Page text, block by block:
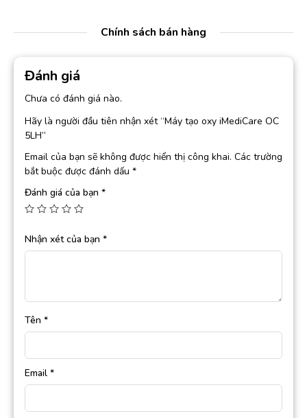
Chính sách bán hàng
Đánh giá
Chưa có đánh giá nào.
Hãy là người đầu tiên nhận xét “Máy tạo oxy iMediCare OC
5LH”
Email của bạn sẽ không được hiển thị công khai. Các trường
bắt buộc được đánh dấu *
Đánh giá của bạn *
Nhận xét của bạn *
Tên *
Email *